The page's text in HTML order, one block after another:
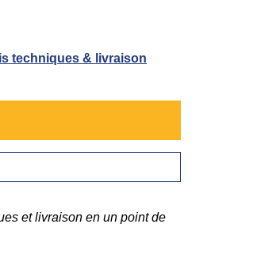
techniques & livraison
et livraison en un point de